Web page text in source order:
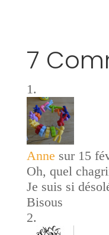
7
Anne sur 15
Oh, quel
Je suis si
Bisous